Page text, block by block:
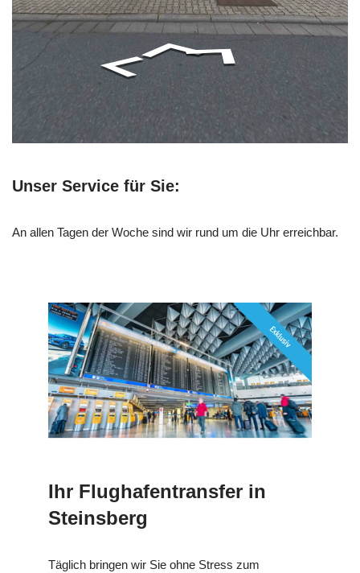
Unser Service für Sie:
An allen Tagen der Woche sind wir rund um die Uhr erreichbar.
Ihr Flughafentransfer in
Steinsberg
Täglich bringen wir Sie ohne Stress zum